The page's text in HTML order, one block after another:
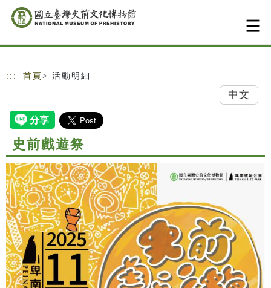
跳到主要內容
網站導覽
::: 首頁 > 活動明細
中文
史前戲遊祭